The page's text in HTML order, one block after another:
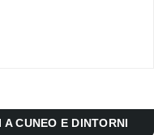
CUNEO E DINTORNI